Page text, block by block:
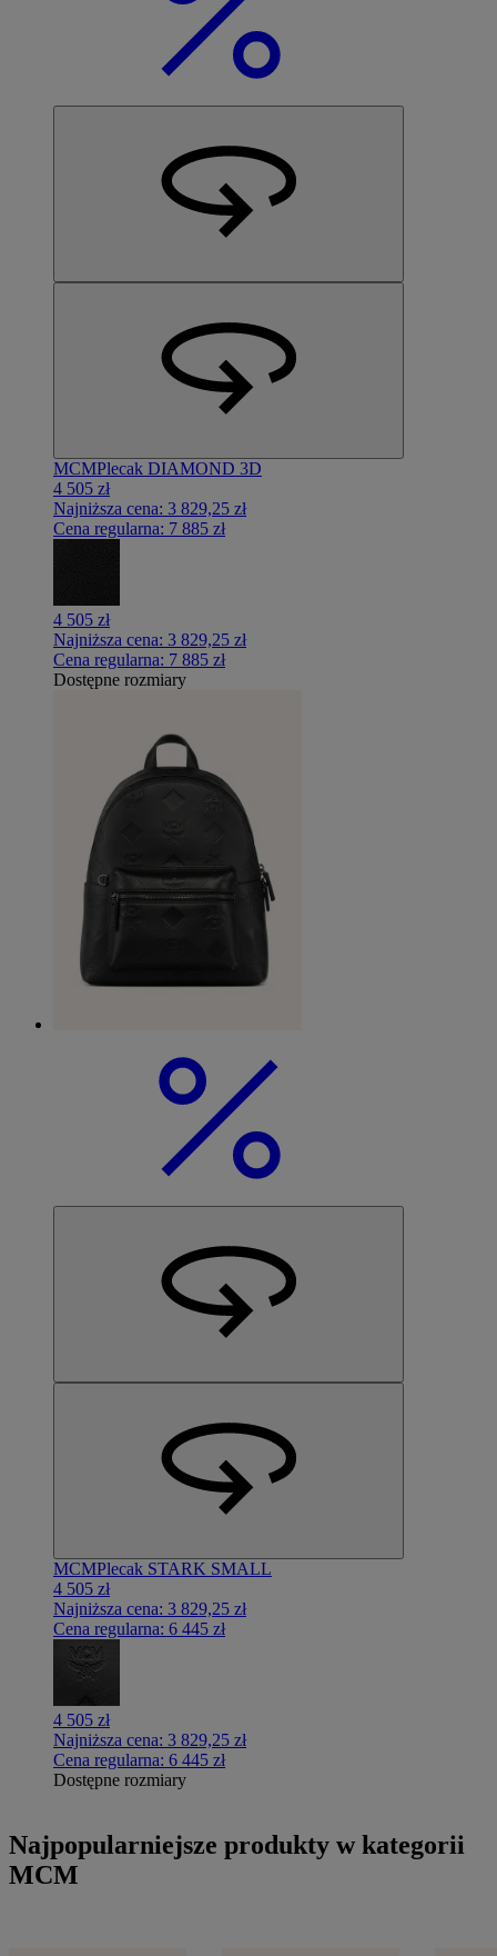
MCMPlecak DIAMOND 3D
4 505 zł
Najniższa cena: 3 829,25 zł
Cena regularna: 7 885 zł
4 505 zł
Najniższa cena: 3 829,25 zł
Cena regularna: 7 885 zł
Dostępne rozmiary
MCMPlecak STARK SMALL
4 505 zł
Najniższa cena: 3 829,25 zł
Cena regularna: 6 445 zł
4 505 zł
Najniższa cena: 3 829,25 zł
Cena regularna: 6 445 zł
Dostępne rozmiary
Najpopularniejsze produkty w kategorii
MCM